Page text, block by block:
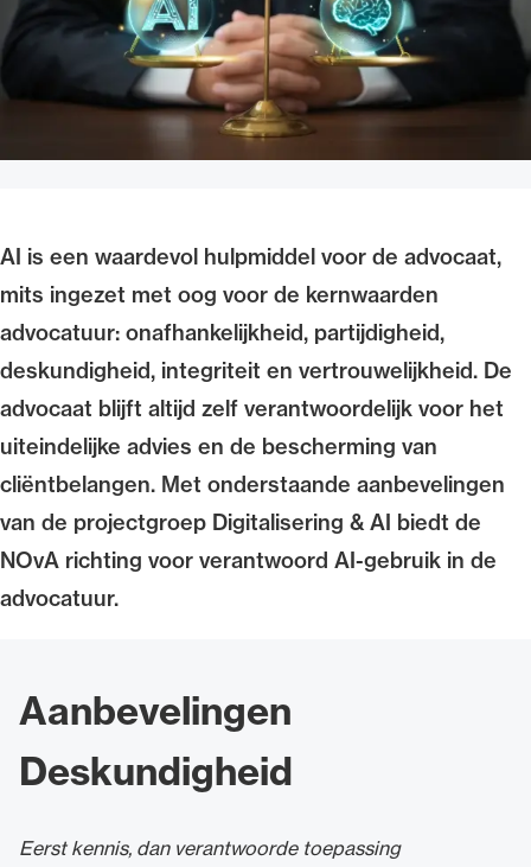
AI is een waardevol hulpmiddel voor de advocaat,
mits ingezet met oog voor de kernwaarden
advocatuur: onafhankelijkheid, partijdigheid,
deskundigheid, integriteit en vertrouwelijkheid. De
advocaat blijft altijd zelf verantwoordelijk voor het
uiteindelijke advies en de bescherming van
cliëntbelangen. Met onderstaande aanbevelingen
van de projectgroep Digitalisering & AI biedt de
NOvA richting voor verantwoord AI-gebruik in de
advocatuur.
Aanbevelingen
Deskundigheid
Eerst kennis, dan verantwoorde toepassing
Uitgelicht
Alle wet- en regelgeving voor de advocatuur.
Van de Advocatenwet tot de Verordening op
de advocatuur (Voda) en de Regeling op de
advocatuur (Roda).
beroepsuitoefening: van de advocatenpas tot
het rechtsgebiedenregister en
geheimhoudernummers.